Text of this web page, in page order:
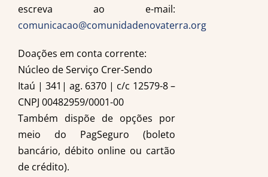
escreva ao e-mail:
comunicacao@comunidadenovaterra.org
Doações em conta corrente:
Núcleo de Serviço Crer-Sendo
Itaú | 341| ag. 6370 | c/c 12579-8 –
CNPJ 00482959/0001-00
Também dispõe de opções por
meio do PagSeguro (boleto
bancário, débito online ou cartão
de crédito).